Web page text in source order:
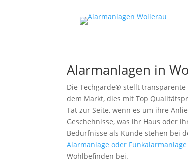
Alarmanlagen in
Die Techgarde® stellt
dem Markt, dies mit Top
Tat zur Seite, wenn es um ihre
Geschehnisse, was ihr Haus oder
Bedürfnisse als Kunde stehen bei
Alarmanlage oder Funkalarmanlage
Wohlbefinden bei.